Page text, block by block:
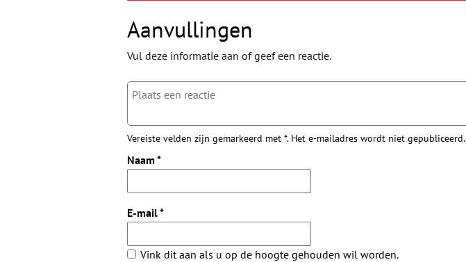
Aanvullingen
Vul deze informatie aan of geef een reactie.
Vereiste velden zijn gemarkeerd met *. Het e-mailadres wordt niet gepubliceerd.
Naam *
E-mail*
Vink dit aan als u op de hoogte gehouden wil worden.